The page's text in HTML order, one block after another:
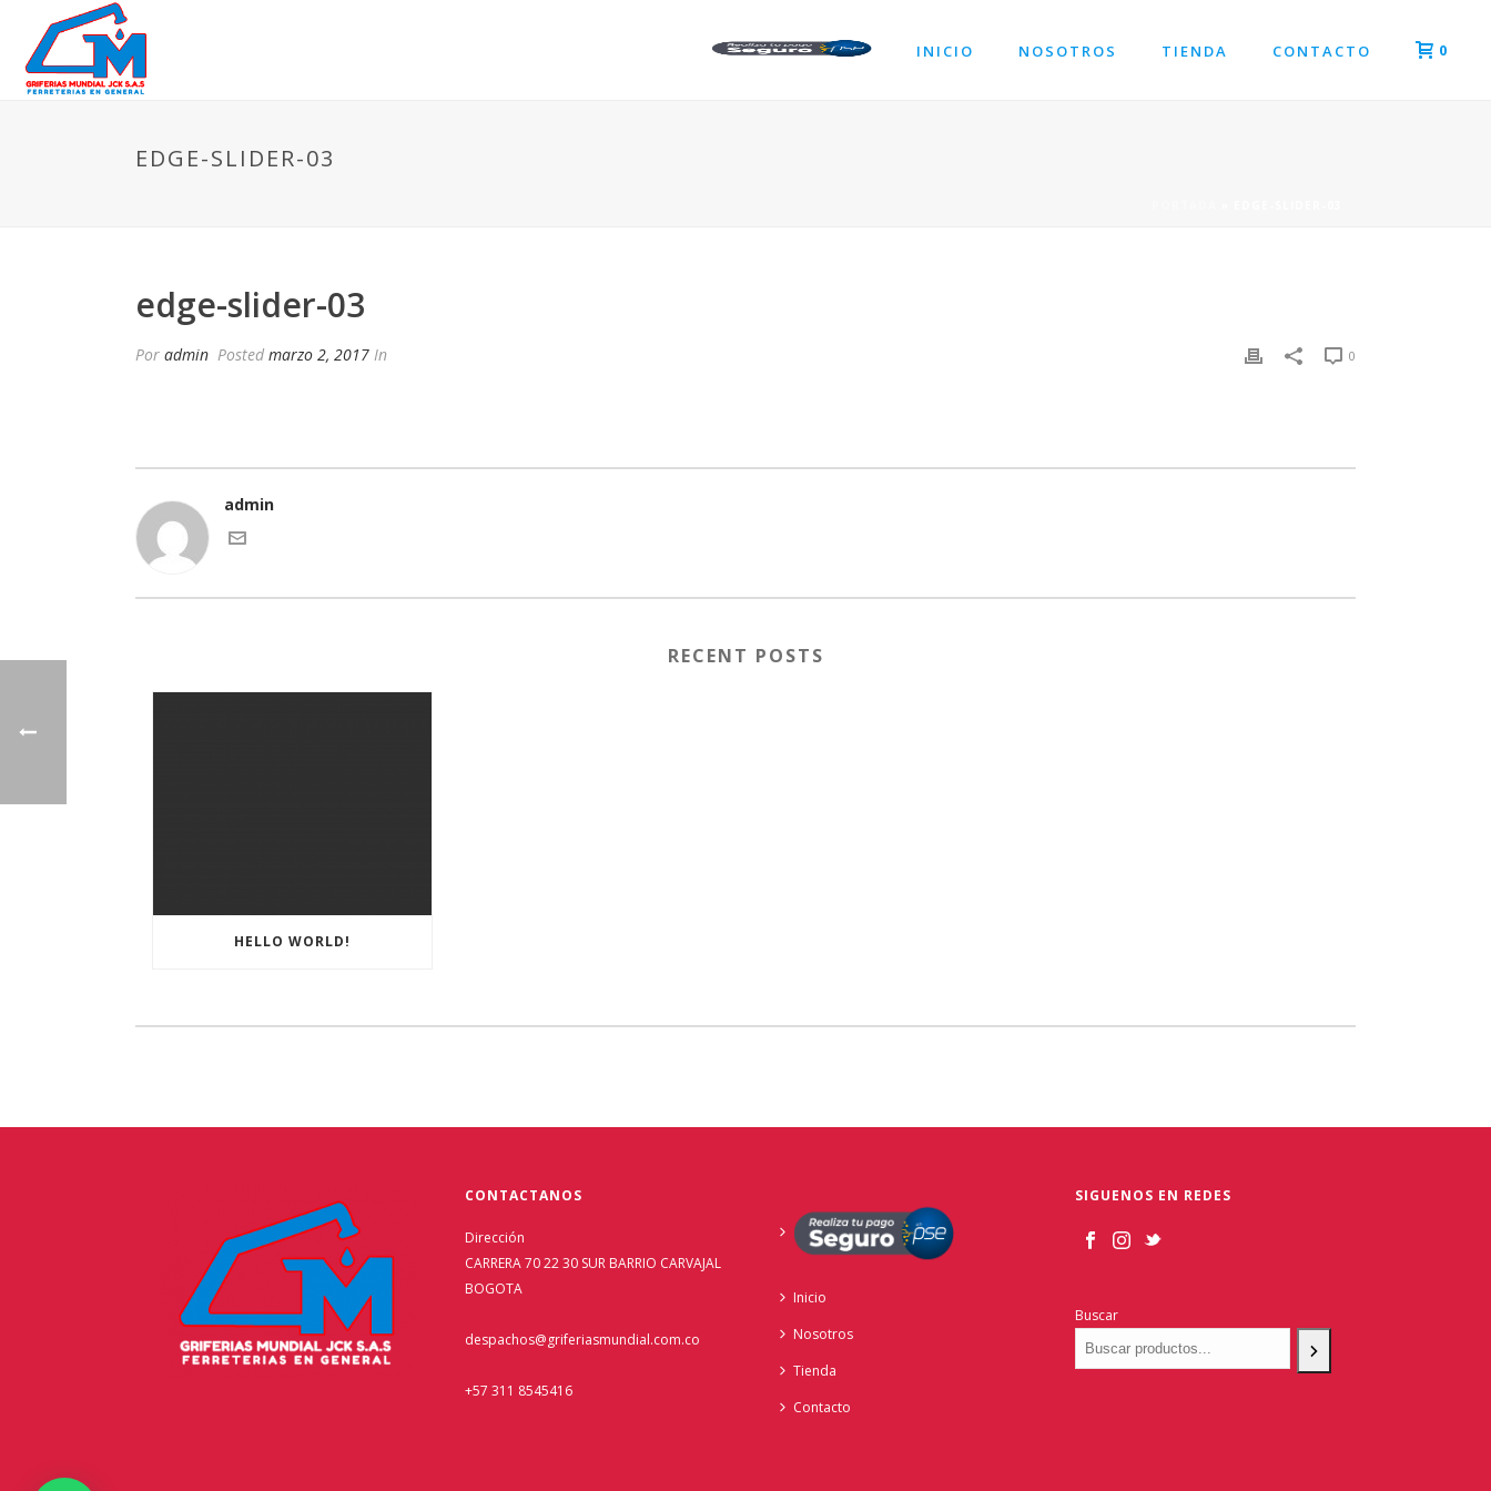
INICIO NOSOTROS TIENDA CONTACTO 0
EDGE-SLIDER-03
edge-slider-03
Por admin Posted marzo 2, 2017 In 0
admin
RECENT POSTS
HELLO WORLD!
CONTACTANOS
Dirección
CARRERA 70 22 30 SUR BARRIO CARVAJAL
BOGOTA
despachos@griferiasmundial.com.co
+57 311 8545416
Inicio
Nosotros
Tienda
Contacto
SIGUENOS EN REDES
Buscar